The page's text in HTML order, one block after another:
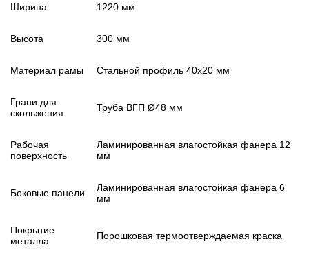
Ширина 1220 мм
Высота 300 мм
Материал рамы Стальной профиль 40х20 мм
Грани для
скольжения
Труба ВГП Ø48 мм
Рабочая
поверхность
Ламинированная влагостойкая фанера 12
мм
Боковые панели
Ламинированная влагостойкая фанера 6
мм
Покрытие
металла
Порошковая термоотверждаемая краска